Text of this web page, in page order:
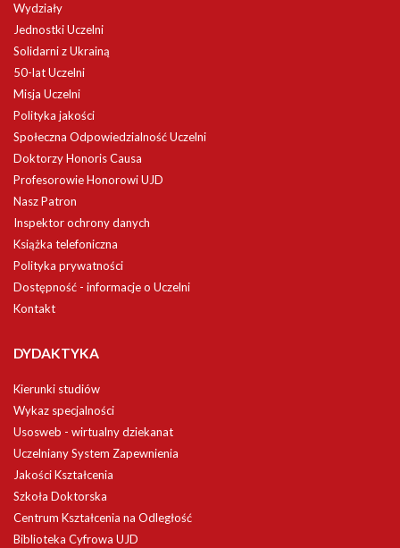
Wydziały
Jednostki Uczelni
Solidarni z Ukrainą
50-lat Uczelni
Misja Uczelni
Polityka jakości
Społeczna Odpowiedzialność Uczelni
Doktorzy Honoris Causa
Profesorowie Honorowi UJD
Nasz Patron
Inspektor ochrony danych
Książka telefoniczna
Polityka prywatności
Dostępność - informacje o Uczelni
Kontakt
DYDAKTYKA
Kierunki studiów
Wykaz specjalności
Usosweb - wirtualny dziekanat
Uczelniany System Zapewnienia
Jakości Kształcenia
Szkoła Doktorska
Centrum Kształcenia na Odległość
Biblioteka Cyfrowa UJD